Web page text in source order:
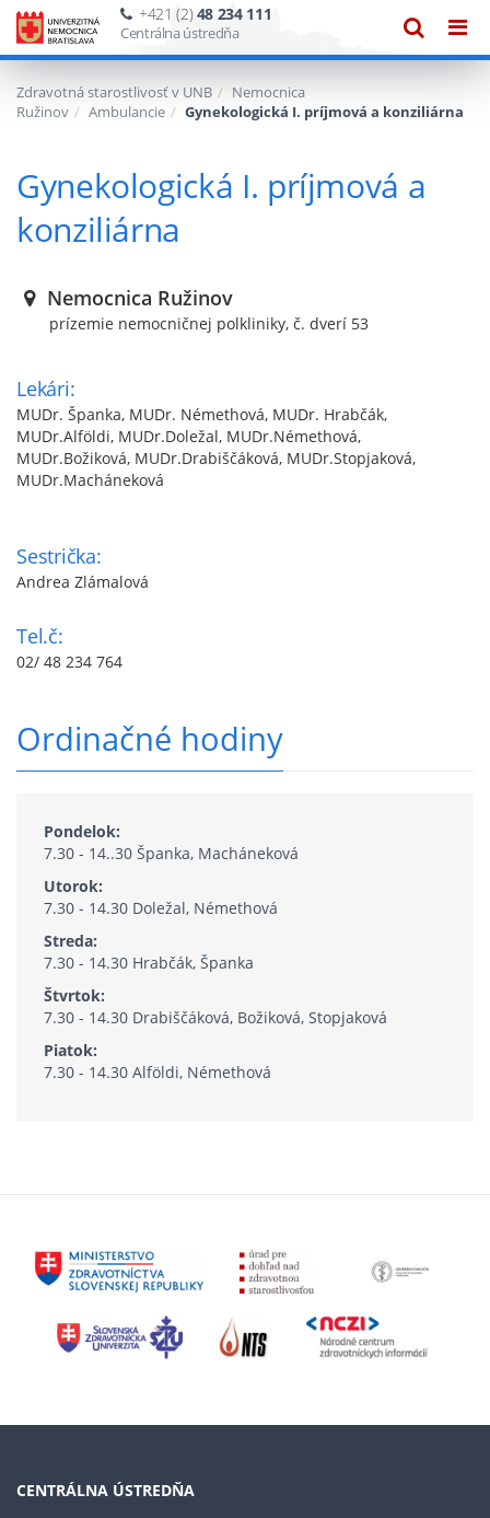
+421 (2)48 234 111
Centrálna ústredňa
Zdravotná starostlivosť v UNB
Nemocnica
Ružinov
Ambulancie Gynekologická I. príjmová a konziliárna
Gynekologická I. príjmová a
konziliárna
Nemocnica Ružinov
prízemie nemocničnej polkliniky, č. dverí 53
Lekári:
MUDr. Španka, MUDr. Némethová, MUDr. Hrabčák,
MUDr.Alföldi, MUDr.Doležal, MUDr.Némethová,
MUDr.Božiková, MUDr.Drabiščáková, MUDr.Stopjaková,
MUDr.Macháneková
Sestrička:
Andrea Zlámalová
Tel.č:
02/ 48 234 764
Ordinačné hodiny
Pondelok:
7.30 - 14..30 Španka, Macháneková
Utorok:
7.30 - 14.30 Doležal, Némethová
Streda:
7.30 - 14.30 Hrabčák, Španka
Štvrtok:
7.30 - 14.30 Drabiščáková, Božiková, Stopjaková
Piatok:
7.30 - 14.30 Alföldi, Némethová
CENTRÁLNA ÚSTREDŇA